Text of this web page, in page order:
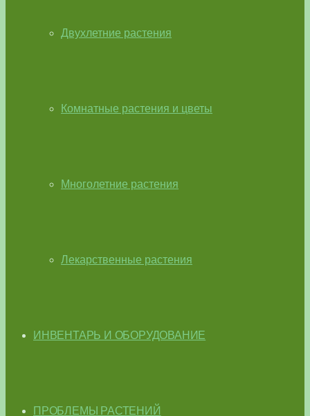
Двухлетние растения
Комнатные растения и цветы
Многолетние растения
Лекарственные растения
ИНВЕНТАРЬ И ОБОРУДОВАНИЕ
ПРОБЛЕМЫ РАСТЕНИЙ